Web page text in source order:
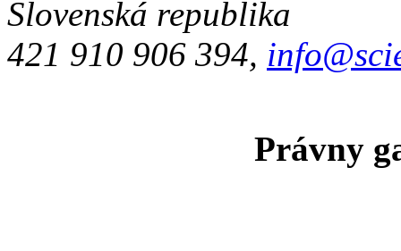
Slovenská republika
421 910 906 394,
Právny